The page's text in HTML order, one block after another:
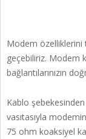
Modem özelliklerini
geçebiliriz. Modem
bağlantılarınızın
Kablo
vasıtasıyla
75 ohm koaksiyel